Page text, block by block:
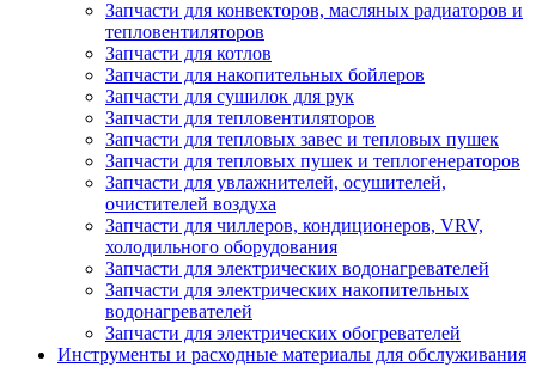
Запчасти для конвекторов, масляных радиаторов и
тепловентиляторов
Запчасти для котлов
Запчасти для накопительных бойлеров
Запчасти для сушилок для рук
Запчасти для тепловентиляторов
Запчасти для тепловых завес и тепловых пушек
Запчасти для тепловых пушек и теплогенераторов
Запчасти для увлажнителей, осушителей,
очистителей воздуха
Запчасти для чиллеров, кондиционеров, VRV,
холодильного оборудования
Запчасти для электрических водонагревателей
Запчасти для электрических накопительных
водонагревателей
Запчасти для электрических обогревателей
Инструменты и расходные материалы для обслуживания